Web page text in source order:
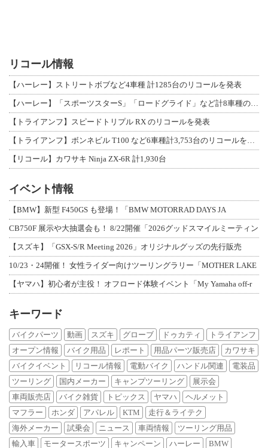
リコール情報
【ハーレー】ストリートボブなど4車種 計1285台のリコールを発表
【ハーレー】「スポーツスターS」「ロードグライド」など計8車種のリコールを発表
【トライアンフ】スピードトリプル RX のリコールを発表
【トライアンフ】ボンネビル T100 など6車種計3,753台のリコールを発表
【リコール】カワサキ Ninja ZX-6R 計1,930台
イベント情報
【BMW】新型 F450GS も登場！「BMW MOTORRAD DAYS JA
CB750F 展示や大抽選会も！ 8/22開催「2026グッドスマイルミーティン
【スズキ】「GSX-S/R Meeting 2026」オリジナルグッズの先行販売
10/23・24開催！ 女性ライダー向けツーリングラリー「MOTHER LAKE
【ヤマハ】初心者が主役！ オフロード体験イベント「My Yamaha off-r
キーワード
バイクパーツ 動画 スズキ グローブ ドゥカティ
トライアンフ
オープン情報
バイク用品 レポート 用品パーツ販売店
カワサキ
バイクイベント
リコール情報 電動バイク ハンドル関連
電装品
ツーリング
国内メーカー キャンプツーリング
展示会
車両販売店
バイク雑貨 トピックス ヤマハ
ヘルメット
マフラー
ホンダ アパレル KTM
走行＆ライテク
海外メーカー
試乗会 ニュース 車両情報
ツーリング用品
輸入車
モータースポーツ キャンペーン ハーレー BMW